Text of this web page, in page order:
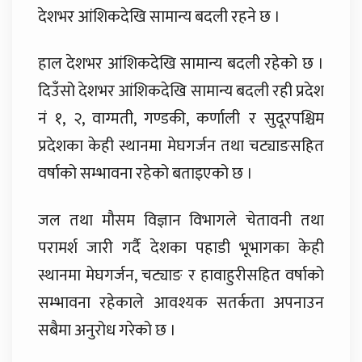
देशभर आंशिकदेखि सामान्य बदली रहने छ ।
हाल देशभर आंशिकदेखि सामान्य बदली रहेको छ ।
दिउँसो देशभर आंशिकदेखि सामान्य बदली रही प्रदेश
नं १, २, वाग्मती, गण्डकी, कर्णाली र सुदूरपश्चिम
प्रदेशका केही स्थानमा मेघगर्जन तथा चट्याङसहित
वर्षाको सम्भावना रहेको बताइएको छ ।
जल तथा मौसम विज्ञान विभागले चेतावनी तथा
परामर्श जारी गर्दै देशका पहाडी भूभागका केही
स्थानमा मेघगर्जन, चट्याङ र हावाहुरीसहित वर्षाको
सम्भावना रहेकाले आवश्यक सतर्कता अपनाउन
सबैमा अनुरोध गरेको छ ।